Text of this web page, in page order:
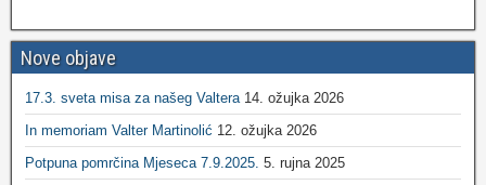
Nove objave
17.3. sveta misa za našeg Valtera 14. ožujka 2026
In memoriam Valter Martinolić 12. ožujka 2026
Potpuna pomrčina Mjeseca 7.9.2025. 5. rujna 2025